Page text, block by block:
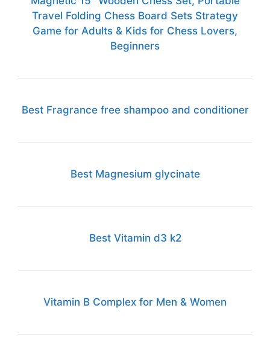
Travel Folding Chess Board Sets Strategy
Game for Adults & Kids for Chess Lovers,
Beginners
Best Fragrance free shampoo and conditioner
Best Magnesium glycinate
Best Vitamin d3 k2
Vitamin B Complex for Men & Women